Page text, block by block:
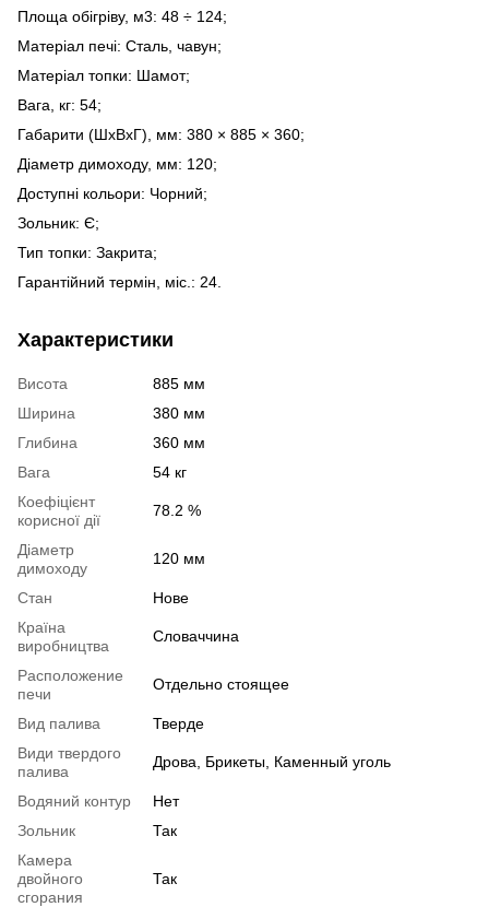
Площа обігріву, м3: 48 ÷ 124;
Матеріал печі: Сталь, чавун;
Матеріал топки: Шамот;
Вага, кг: 54;
Габарити (ШхВхГ), мм: 380 × 885 × 360;
Діаметр димоходу, мм: 120;
Доступні кольори: Чорний;
Зольник: Є;
Тип топки: Закрита;
Гарантійний термін, міс.: 24.
Характеристики
Висота
885 мм
Ширина
380 мм
Глибина
360 мм
Вага
54 кг
Коефіцієнт
корисної дії
78.2 %
Діаметр
димоходу
120 мм
Стан
Нове
Країна
виробництва
Словаччина
Расположение
печи
Отдельно стоящее
Вид палива
Тверде
Види твердого
палива
Дрова, Брикеты, Каменный уголь
Водяний контур
Нет
Зольник
Так
Камера
двойного
сгорания
Так